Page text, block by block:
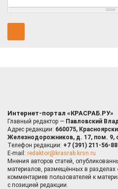
Интернет-портал «КРАСРАБ.РУ»
Главный редактор — Павловский
Адрес редакции: 660075,
Железнодорожников, д. 17, пом. 9,
Телефон редакции: +7 (391) 211-56-88
E-mail: redaktor@krasrab.krsn.ru
Мнения авторов статей,
материалов, размещённых в
комментариев пользователей к
с позицией редакции.